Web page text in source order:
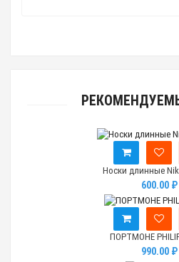
Носки длинные
600.00 ₽
ПОРТМОНЕ
990.00 ₽